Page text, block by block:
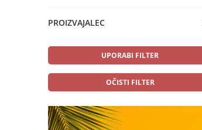
PROIZVAJALEC
UPORABI FILTER
OČISTI FILTER